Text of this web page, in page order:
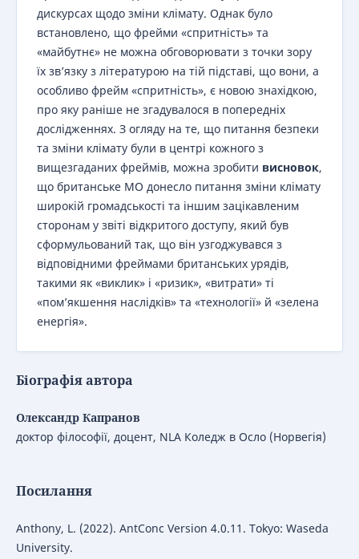
дискурсах щодо зміни клімату. Однак було
встановлено, що фрейми «спритність» та
«майбутнє» не можна обговорювати з точки зору
їх зв’язку з літературою на тій підставі, що вони, а
особливо фрейм «спритність», є новою знахідкою,
про яку раніше не згадувалося в попередніх
дослідженнях. З огляду на те, що питання безпеки
та зміни клімату були в центрі кожного з
вищезгаданих фреймів, можна зробити висновок,
що британське МО донесло питання зміни клімату
широкій громадськості та іншим зацікавленим
сторонам у звіті відкритого доступу, який був
сформульований так, що він узгоджувався з
відповідними фреймами британських урядів,
такими як «виклик» і «ризик», «витрати» ті
«пом’якшення наслідків» та «технології» й «зелена
енергія».
Біографія автора
Олександр Капранов
доктор філософії, доцент, NLA Коледж в Осло (Норвегія)
Посилання
Anthony, L. (2022). AntConc Version 4.0.11. Tokyo: Waseda
University.